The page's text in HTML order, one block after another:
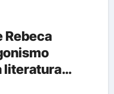
Rebeca
literatura
do Sesc